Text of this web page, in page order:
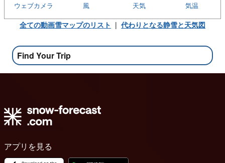
気温
天気
風
ウェブカメラ
全ての動画雪マップのリスト | 代わりとなる静雪と天気図
Find Your Trip
アプリを見る